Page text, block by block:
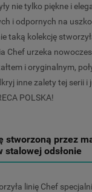
nie tylko piękne i
i odpornych na
taką kolekcję
Chef urzeka
i oryginalnym,
inne zalety tej serii i
POLSKA!
stworzoną przez
stalowej odsłonie
linię Chef